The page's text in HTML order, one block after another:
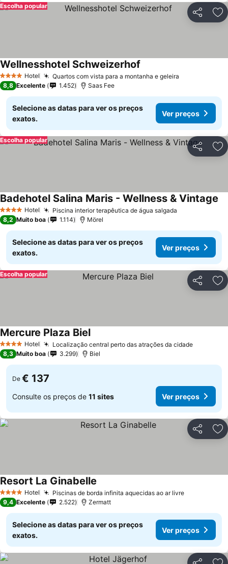
Partilhar
Escolha popular
4 EstrelasHotel Quartos com vista para a montanha e geleira
Wellnesshotel Schweizerhof
8,8 Excelente 1.452 Saas Fee
Selecione as datas para ver os preços
exatos.
Ver preços
Partilhar
Escolha popular
4 EstrelasHotel Piscina interior terapêutica de água salgada
Badehotel Salina Maris - Wellness & Vintage
8,2 Muito boa 1.114 Mörel
Selecione as datas para ver os preços
exatos.
Ver preços
Partilhar
Escolha popular
4 EstrelasHotel Localização central perto das atrações da cidade
Mercure Plaza Biel
8,3 Muito boa 3.299 Biel
De € 137
Consulte os preços de 11 sites Ver preços
Partilhar
4 EstrelasHotel Piscinas de borda infinita aquecidas ao ar livre
Resort La Ginabelle
9,4 Excelente 2.522 Zermatt
Selecione as datas para ver os preços
exatos.
Ver preços